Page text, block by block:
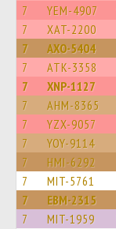
7 YEM-4907
7 XAT-2200
7 AXO-5404
7 ATK-3358
7 XNP-1127
7 AHM-8365
7 YZX-9057
7 YOY-9114
7 HMI-6292
7 MIT-5761
7 EBM-2315
7 MIT-1959